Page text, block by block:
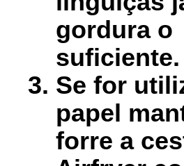
gordura o
suficiente.
Se for
papel
forre a